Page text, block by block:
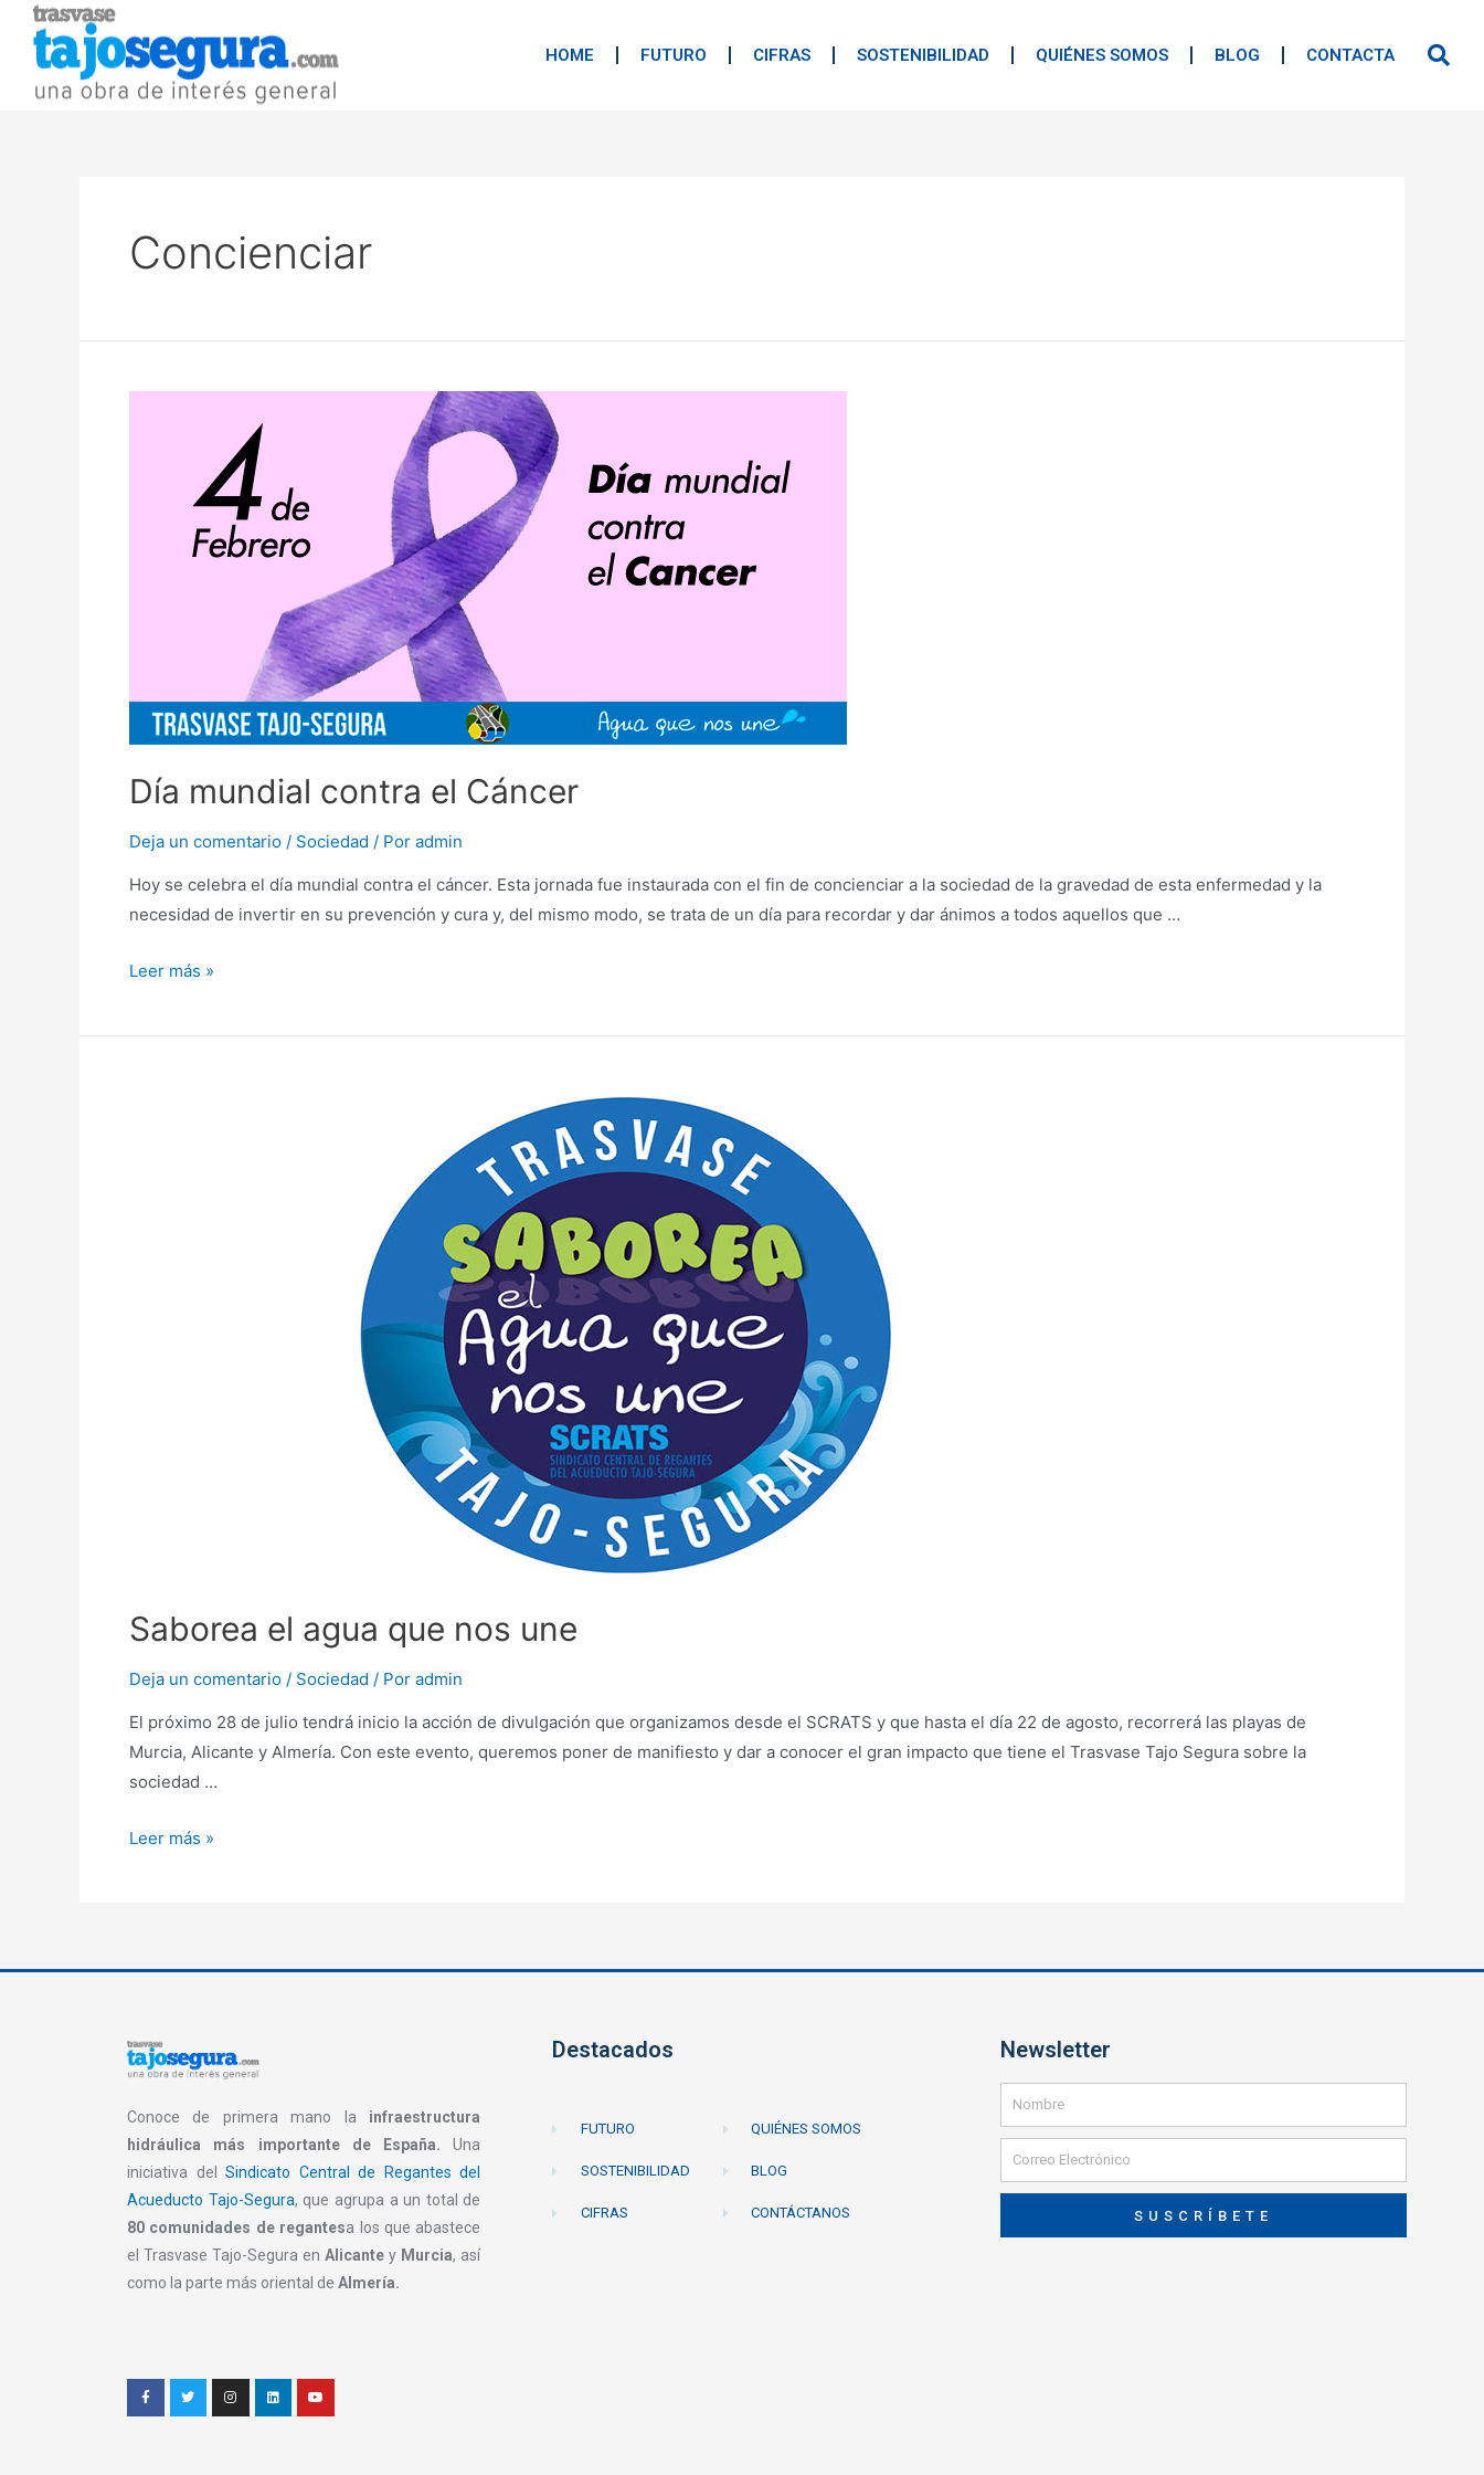
HOME FUTURO CIFRAS SOSTENIBILIDAD QUIÉNES SOMOS BLOG CONTACTA
Concienciar
Día mundial contra el Cáncer
Deja un comentario / Sociedad / Por admin
Hoy se celebra el día mundial contra el cáncer. Esta jornada fue instaurada con el fin de concienciar a la sociedad de la gravedad de esta enfermedad y la
necesidad de invertir en su prevención y cura y, del mismo modo, se trata de un día para recordar y dar ánimos a todos aquellos que …
Leer más »
Saborea el agua que nos une
Deja un comentario / Sociedad / Por admin
El próximo 28 de julio tendrá inicio la acción de divulgación que organizamos desde el SCRATS y que hasta el día 22 de agosto, recorrerá las playas de
Murcia, Alicante y Almería. Con este evento, queremos poner de manifiesto y dar a conocer el gran impacto que tiene el Trasvase Tajo Segura sobre la
sociedad …
Leer más »
Conoce de primera mano la infraestructura
hidráulica más importante de España.Una
iniciativa delSindicato Central de Regantes del
Acueducto Tajo-Segura, que agrupa a un total de
80 comunidades de regantesa los que abastece
el Trasvase Tajo-Segura enAlicantey Murcia, así
como la parte más oriental de Almería.
Destacados
FUTURO
SOSTENIBILIDAD
CIFRAS
QUIÉNES SOMOS
BLOG
CONTÁCTANOS
Newsletter
SUSCRÍBETE